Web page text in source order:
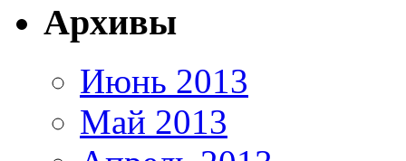
Архивы
Июнь 2013
Май 2013